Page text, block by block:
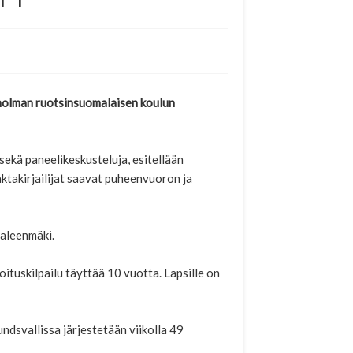
ruotsinsuomalaisen koulun
paneelikeskusteluja, esitellään
saavat puheenvuoron ja
täyttää 10 vuotta. Lapsille on
järjestetään viikolla 49